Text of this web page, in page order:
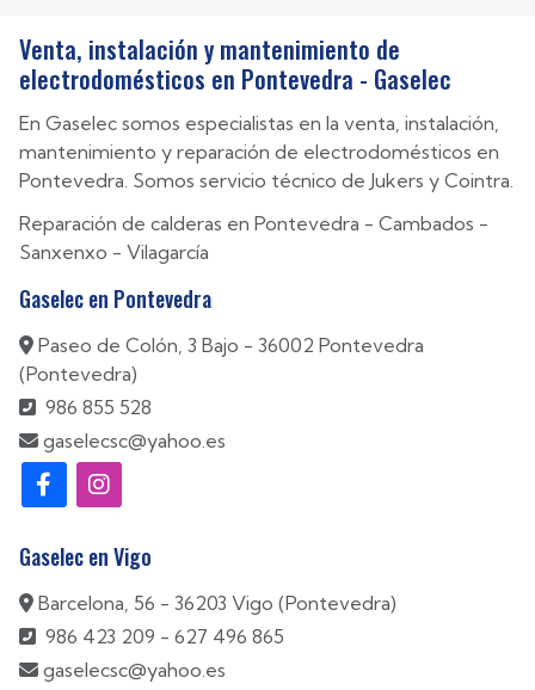
Venta, instalación y mantenimiento de
electrodomésticos en Pontevedra - Gaselec
En Gaselec somos especialistas en la venta, instalación,
mantenimiento y reparación de electrodomésticos en
Pontevedra. Somos servicio técnico de Jukers y Cointra.
Reparación de calderas en Pontevedra - Cambados -
Sanxenxo - Vilagarcía
Gaselec en Pontevedra
Paseo de Colón, 3 Bajo - 36002 Pontevedra
(Pontevedra)
986 855 528
gaselecsc@yahoo.es
Gaselec en Vigo
Barcelona, 56 - 36203 Vigo (Pontevedra)
986 423 209 - 627 496 865
gaselecsc@yahoo.es